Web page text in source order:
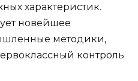
характеристик.
новейшее
методики,
контроль